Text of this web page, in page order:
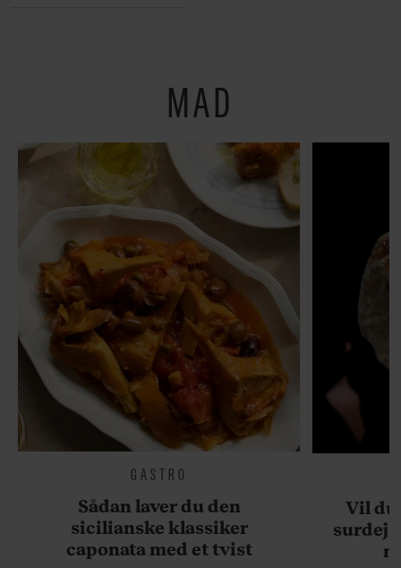
MAD
GASTRO
Sådan laver du den
sicilianske klassiker
caponata med et tvist
Vil du